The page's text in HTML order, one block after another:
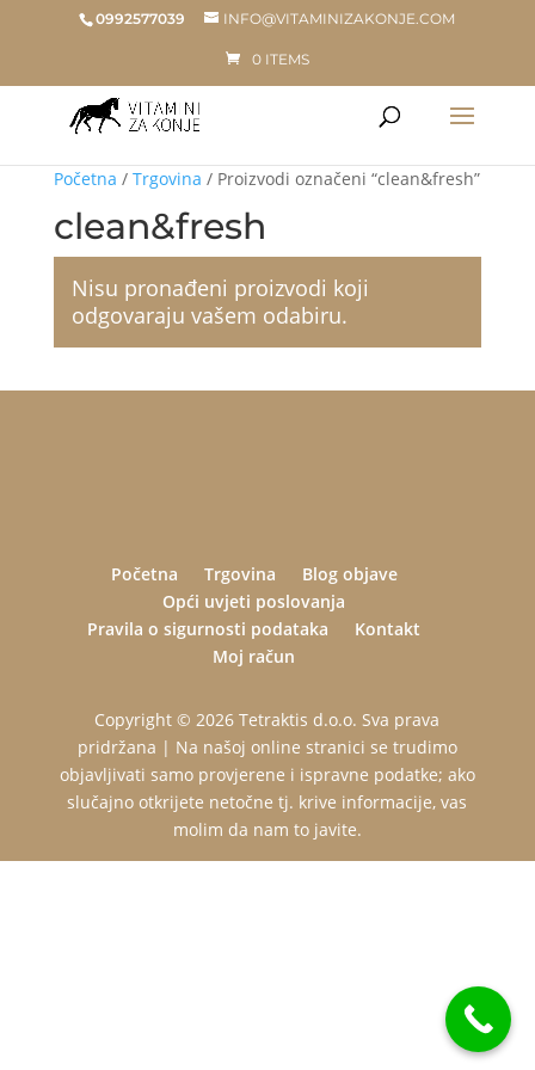
0992577039 INFO@VITAMINIZAKONJE.COM
0 ITEMS
Početna / Trgovina / Proizvodi označeni “clean&fresh”
clean&fresh
Nisu pronađeni proizvodi koji
odgovaraju vašem odabiru.
Početna Trgovina
Blog objave
Opći uvjeti poslovanja
Pravila o sigurnosti podataka
Kontakt
Moj račun
Copyright © 2026 Tetraktis d.o.o. Sva prava
pridržana | Na našoj online stranici se trudimo
objavljivati samo provjerene i ispravne podatke; ako
slučajno otkrijete netočne tj. krive informacije, vas
molim da nam to javite.